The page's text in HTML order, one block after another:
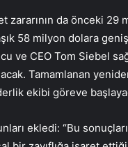
zararının da önceki 29
58 milyon dolara
ve CEO Tom Siebel
Tamamlanan
ekibi göreve
ekledi: “Bu